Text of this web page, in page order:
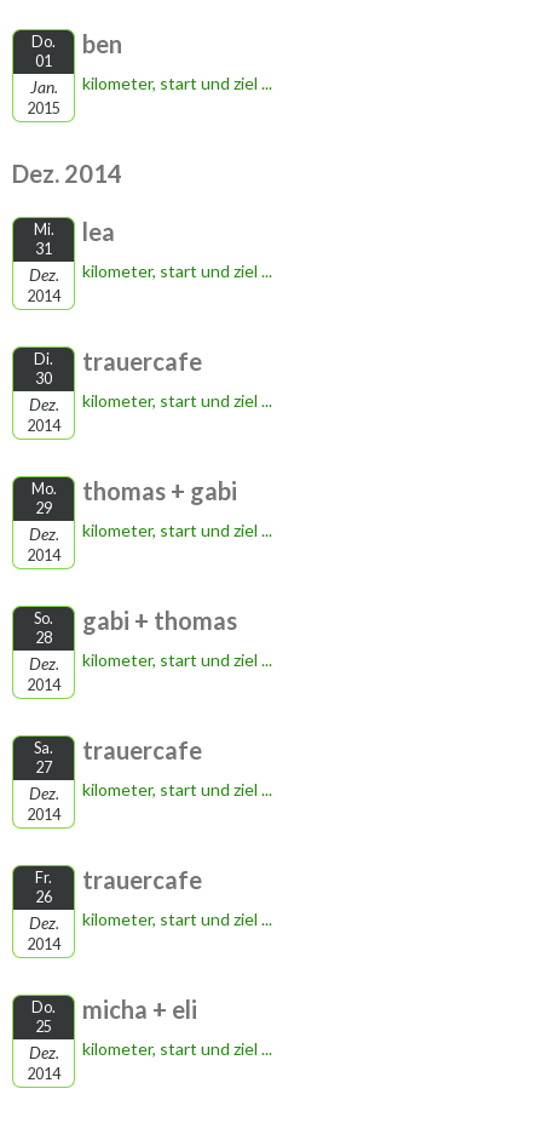
Do.
01
Jan.
2015
ben
kilometer, start und ziel ...
Dez. 2014
Mi.
31
Dez.
2014
lea
kilometer, start und ziel ...
Di.
30
Dez.
2014
trauercafe
kilometer, start und ziel ...
Mo.
29
Dez.
2014
thomas + gabi
kilometer, start und ziel ...
So.
28
Dez.
2014
gabi + thomas
kilometer, start und ziel ...
Sa.
27
Dez.
2014
trauercafe
kilometer, start und ziel ...
Fr.
26
Dez.
2014
trauercafe
kilometer, start und ziel ...
Do.
25
Dez.
2014
micha + eli
kilometer, start und ziel ...